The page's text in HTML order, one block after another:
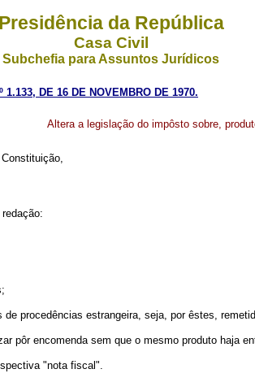
Presidência da República
Casa Civil
Subchefia para Assuntos Jurídicos
1.133, DE 16 DE NOVEMBRO DE 1970.
Altera a legislação do impôsto sobre,
procedências estrangeira, seja, por êstes,
pôr encomenda sem que o mesmo produto haja
"nota fiscal".